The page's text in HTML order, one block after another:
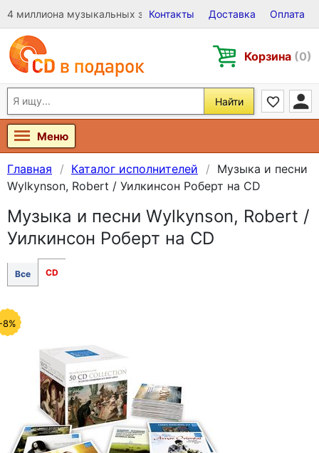
4 миллиона музыкальных записей на Виниле, CD и DVD
Контакты Доставка Оплата
Корзина (0)
Найти
Меню
Главная Каталог исполнителей
Музыка и песни
Wylkynson, Robert / Уилкинсон Роберт на CD
Музыка и песни Wylkynson, Robert /
Уилкинсон Роберт на CD
Все CD
8%